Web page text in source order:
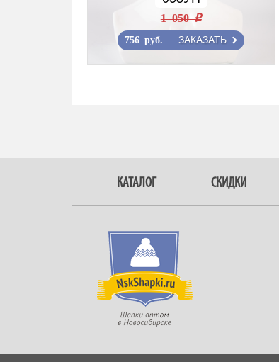
1 050 r
756 руб. ЗАКАЗАТЬ
КАТАЛОГ СКИДКИ